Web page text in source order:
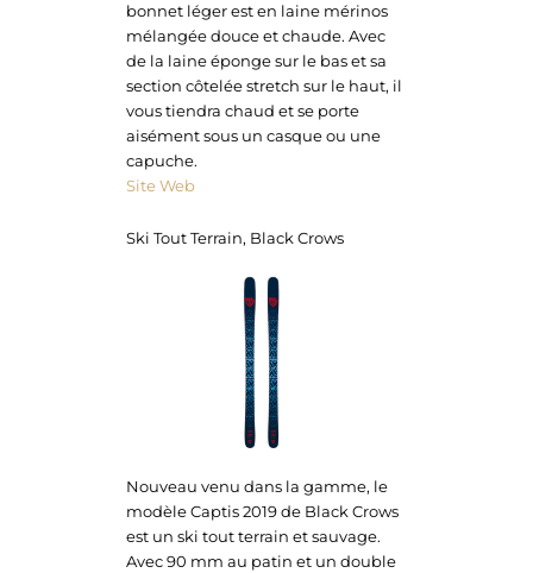
bonnet léger est en laine mérinos
mélangée douce et chaude. Avec
de la laine éponge sur le bas et sa
section côtelée stretch sur le haut, il
vous tiendra chaud et se porte
aisément sous un casque ou une
capuche.
Site Web
Ski Tout Terrain, Black Crows
Nouveau venu dans la gamme, le
modèle Captis 2019 de Black Crows
est un ski tout terrain et sauvage.
Avec 90 mm au patin et un double